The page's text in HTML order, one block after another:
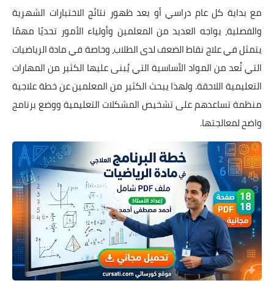
مع بداية كل عام دراسي أو بعد ظهور نتائج الاختبارات الشهرية
والفصلية، يواجه العديد من المعلمين وأولياء الأمور تحديًا مهمًا
يتمثل في علاج نقاط الضعف لدى الطلاب، وخاصة في مادة الرياضيات
التي تُعد من المواد الأساسية التي يُبنى عليها الكثير من المهارات
التعليمية اللاحقة. ولهذا يبحث الكثير من المعلمين عن خطة علاجية
منظمة تساعدهم على تشخيص المشكلات التعليمية ووضع برنامج
واضح لمعالجتها.